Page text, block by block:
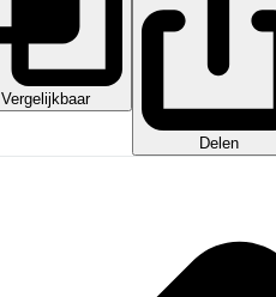
Vergelijkbaar
Delen